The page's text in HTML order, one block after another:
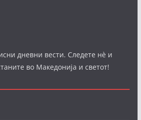
дневни вести. Следете нè и
во Македонија и светот!